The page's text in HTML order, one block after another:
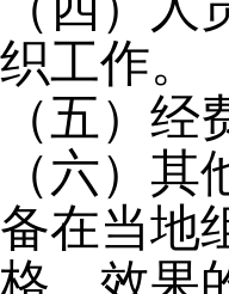
织工作。
（五）
（六）其
备在当地